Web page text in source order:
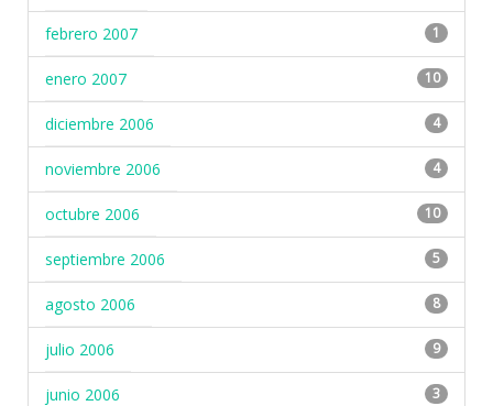
febrero 2007 1
enero 2007 10
diciembre 2006 4
noviembre 2006 4
octubre 2006 10
septiembre 2006 5
agosto 2006 8
julio 2006 9
junio 2006 3